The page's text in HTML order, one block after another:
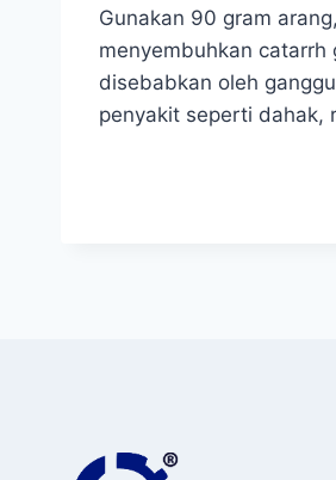
Gunakan 90 gram
menyembuhkan
disebabkan oleh
penyakit seperti dahak,